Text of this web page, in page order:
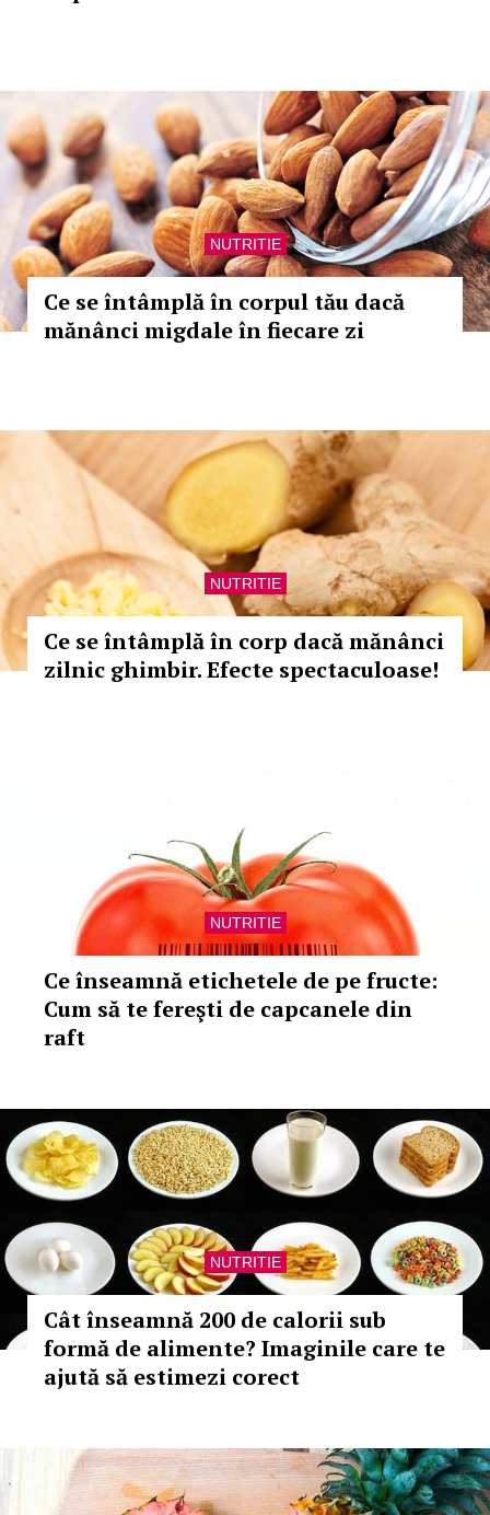
NUTRITIE
Ce se întâmplă în corpul tău dacă
mănânci migdale în fiecare zi
NUTRITIE
Ce se întâmplă în corp dacă mănânci
zilnic ghimbir. Efecte spectaculoase!
NUTRITIE
Ce înseamnă etichetele de pe fructe:
Cum să te fereşti de capcanele din
raft
NUTRITIE
Cât înseamnă 200 de calorii sub
formă de alimente? Imaginile care te
ajută să estimezi corect